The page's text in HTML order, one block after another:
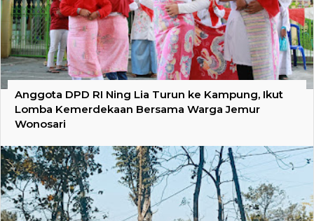
Anggota DPD RI Ning Lia Turun ke Kampung, Ikut
Lomba Kemerdekaan Bersama Warga Jemur
Wonosari